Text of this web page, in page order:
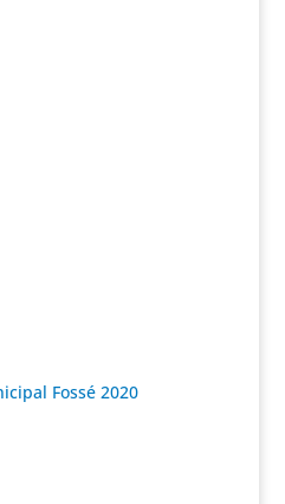
Fossé 2020